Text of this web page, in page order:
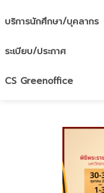
บริการนักศึกษา/บุคลากร
ระเบียบ/ประกาศ
CS Greenoffice